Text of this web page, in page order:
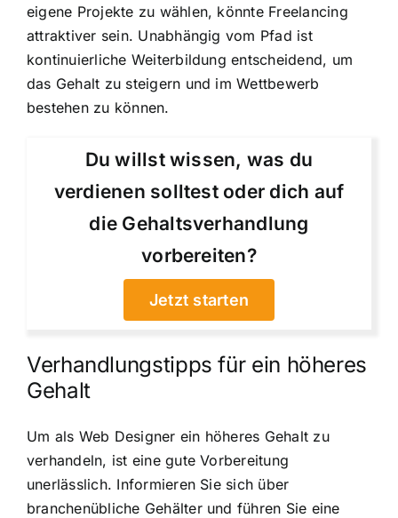
eigene Projekte zu wählen, könnte Freelancing
attraktiver sein. Unabhängig vom Pfad ist
kontinuierliche Weiterbildung entscheidend, um
das Gehalt zu steigern und im Wettbewerb
bestehen zu können.
Du willst wissen, was du
verdienen solltest oder dich auf
die Gehaltsverhandlung
vorbereiten?
Jetzt starten
Verhandlungstipps für ein höheres
Gehalt
Um als Web Designer ein höheres Gehalt zu
verhandeln, ist eine gute Vorbereitung
unerlässlich. Informieren Sie sich über
branchenübliche Gehälter und führen Sie eine